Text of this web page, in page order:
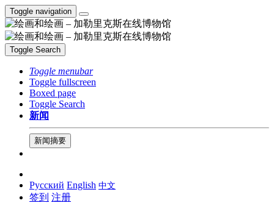
Toggle navigation
Toggle Search
Toggle menubar
Toggle fullscreen
Boxed page
Toggle Search
新闻
新闻摘要
Русский English 中文
签到 注册